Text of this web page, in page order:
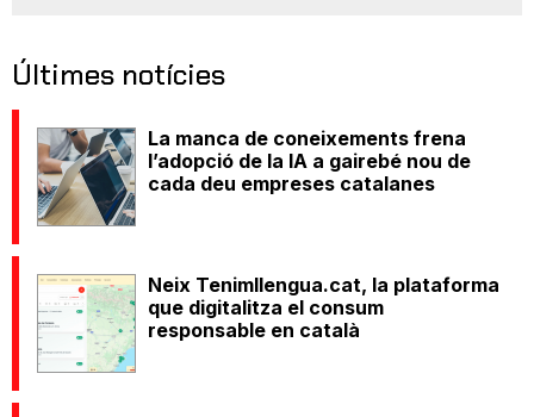
Últimes notícies
La manca de coneixements frena
l’adopció de la IA a gairebé nou de
cada deu empreses catalanes
Neix Tenimllengua.cat, la plataforma
que digitalitza el consum
responsable en català